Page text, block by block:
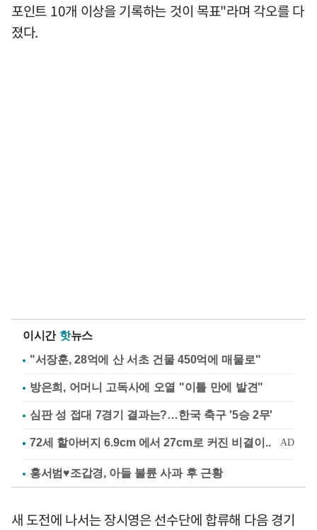
포인트 10개 이상을 기록하는 것이 목표"라며 각오를 다
졌다.
이시간 핫뉴스
"서장훈, 28억에 산 서초 건물 450억에 매물로"
방은희, 어머니 고독사에 오열 "이틀 만에 발견"
심판 성 접대 7경기 결과는?…한국 축구 '5승 2무'
홍서범♥조갑경, 아들 불륜 사과 후 근황
새 도전에 나서는 장시영은 선수단에 합류해 다음 경기